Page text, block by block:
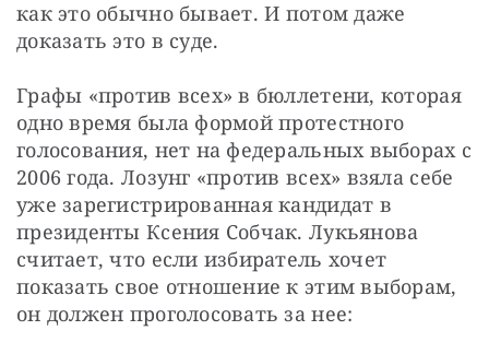
как это обычно бывает. И потом даже
доказать это в суде.
Графы «против всех» в бюллетени, которая
одно время была формой протестного
голосования, нет на федеральных выборах с
2006 года. Лозунг «против всех» взяла себе
уже зарегистрированная кандидат в
президенты Ксения Собчак. Лукьянова
считает, что если избиратель хочет
показать свое отношение к этим выборам,
он должен проголосовать за нее: